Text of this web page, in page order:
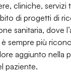
cliniche, servizi
di progetti di
sanitaria, dove
sempre più
aggiunto nella
paziente.